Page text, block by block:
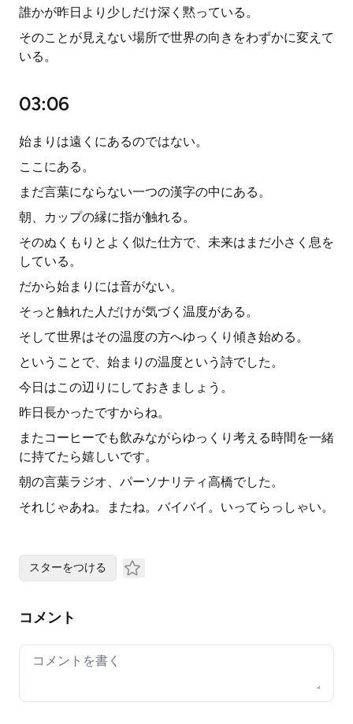
誰かが昨日より少しだけ深く黙っている。
そのことが見えない場所で世界の向きをわずかに変えて
いる。
03:06
始まりは遠くにあるのではない。
ここにある。
まだ言葉にならない一つの漢字の中にある。
朝、カップの縁に指が触れる。
そのぬくもりとよく似た仕方で、未来はまだ小さく息を
している。
だから始まりには音がない。
そっと触れた人だけが気づく温度がある。
そして世界はその温度の方へゆっくり傾き始める。
ということで、始まりの温度という詩でした。
今日はこの辺りにしておきましょう。
昨日長かったですからね。
またコーヒーでも飲みながらゆっくり考える時間を一緒
に持てたら嬉しいです。
朝の言葉ラジオ、パーソナリティ高橋でした。
それじゃあね。またね。バイバイ。いってらっしゃい。
スターをつける
コメント
Your comment